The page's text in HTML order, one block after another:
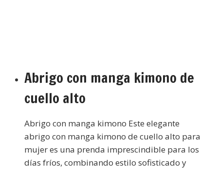
Abrigo con manga kimono de
cuello alto
Abrigo con manga kimono Este elegante
abrigo con manga kimono de cuello alto para
mujer es una prenda imprescindible para los
días fríos, combinando estilo sofisticado y